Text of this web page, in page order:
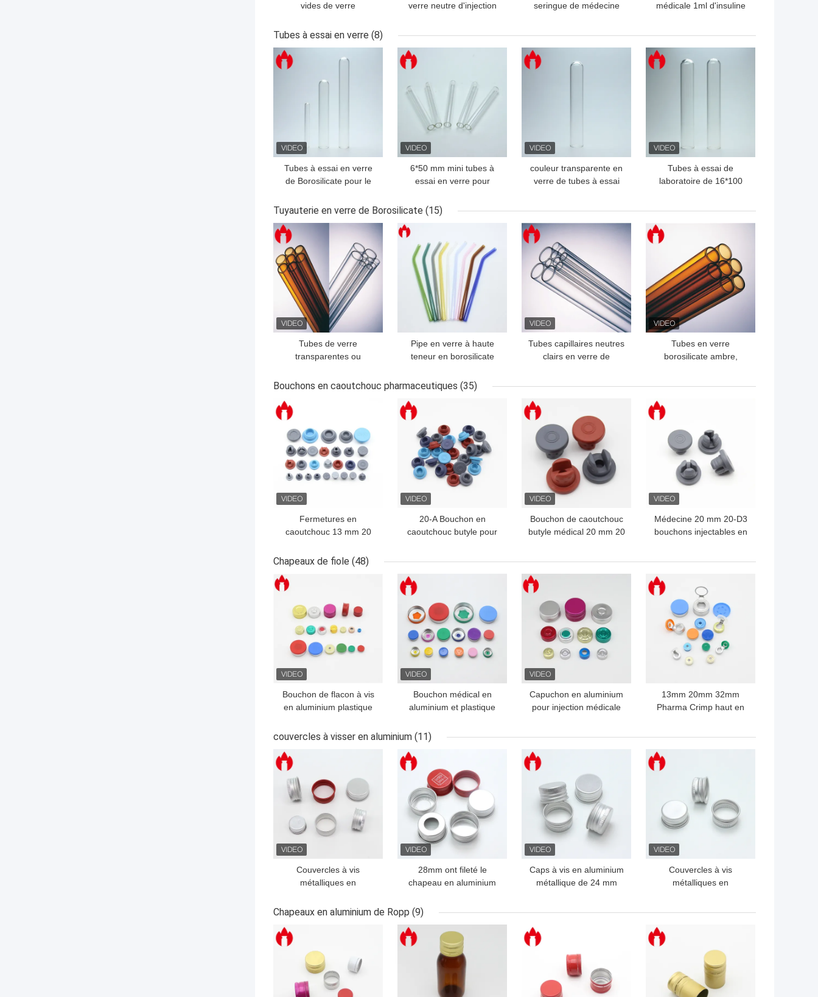
vides de verre
verre neutre d'injection
seringue de médecine
médicale 1ml d'insuline
Tubes à essai en verre (8)
Tubes à essai en verre
de Borosilicate pour le
MEILLEUR PRIX
6*50 mm mini tubes à
essai en verre pour
MEILLEUR PRIX
couleur transparente en
verre de tubes à essai
MEILLEUR PRIX
Tubes à essai de
laboratoire de 16*100
MEILLEUR PRIX
Tuyauterie en verre de Borosilicate (15)
Tubes de verre
transparentes ou
MEILLEUR PRIX
Pipe en verre à haute
teneur en borosilicate
MEILLEUR PRIX
Tubes capillaires neutres
clairs en verre de
MEILLEUR PRIX
Tubes en verre
borosilicate ambre,
MEILLEUR PRIX
Bouchons en caoutchouc pharmaceutiques (35)
Fermetures en
caoutchouc 13 mm 20
Fermeture en
caoutchouc butyle
MEILLEUR PRIX
20-A Bouchon en
caoutchouc butyle pour
MEILLEUR PRIX
Bouchon de caoutchouc
butyle médical 20 mm 20
MEILLEUR PRIX
Médecine 20 mm 20-D3
bouchons injectables en
MEILLEUR PRIX
Chapeaux de fiole (48)
Bouchon de flacon à vis
en aluminium plastique
MEILLEUR PRIX
Bouchon médical en
aluminium et plastique
MEILLEUR PRIX
Capuchon en aluminium
pour injection médicale
MEILLEUR PRIX
13mm 20mm 32mm
Pharma Crimp haut en
MEILLEUR PRIX
couvercles à visser en aluminium (11)
Couvercles à vis
métalliques en
mm et 28 mm avec joints
MEILLEUR PRIX
28mm ont fileté le
chapeau en aluminium
MEILLEUR PRIX
Caps à vis en aluminium
métallique de 24 mm
MEILLEUR PRIX
Couvercles à vis
métalliques en
MEILLEUR PRIX
Chapeaux en aluminium de Ropp (9)
MEILLEUR PRIX MEILLEUR PRIX MEILLEUR PRIX MEILLEUR PRIX